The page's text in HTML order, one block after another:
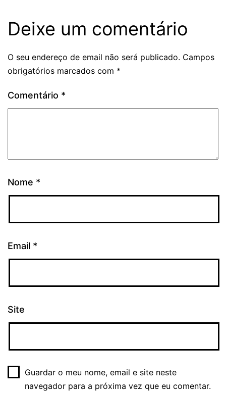
Deixe um comentário
O seu endereço de email não será publicado. Campos
obrigatórios marcados com *
Comentário *
Nome *
Email *
Site
Guardar o meu nome, email e site neste
navegador para a próxima vez que eu comentar.